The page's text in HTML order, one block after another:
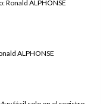
Ronald ALPHONSE
ALPHONSE